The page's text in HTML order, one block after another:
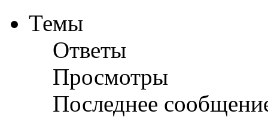
Темы
Ответы
Просмотры
Последнее